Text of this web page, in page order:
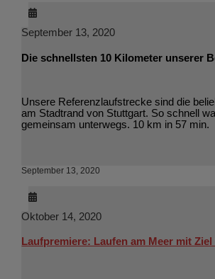
September 13, 2020
Die schnellsten 10 Kilometer unserer
Unsere Referenzlaufstrecke sind die
am Stadtrand von Stuttgart. So schnell
gemeinsam unterwegs. 10 km in 57 min.
September 13, 2020
Oktober 14, 2020
Laufpremiere: Laufen am Meer mit